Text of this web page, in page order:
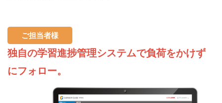
ご担当者様
独自の学習進捗管理システムで負荷をかけず
にフォロー。